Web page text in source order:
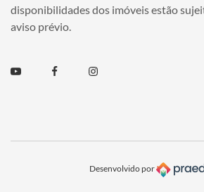
disponibilidades dos imóveis estão
aviso prévio.
Youtube FacebookInstagram
Desenvolvido por